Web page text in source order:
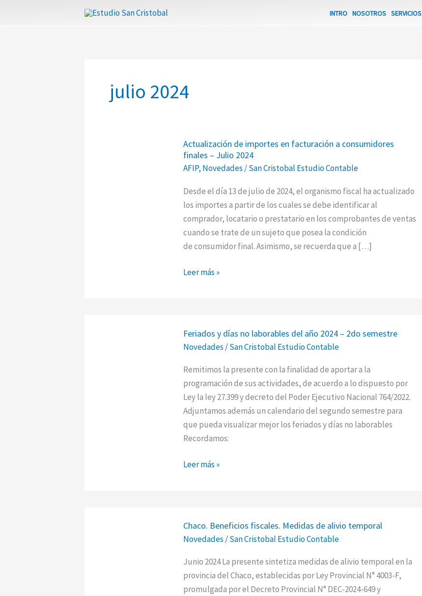
INTRO NOSOTROS SERVICIOS
julio 2024
Actualización de importes en facturación a consumidores
finales – Julio 2024
AFIP, Novedades/San Cristobal Estudio Contable
Desde el día 13 de julio de 2024, el organismo fiscal ha actualizado
los importes a partir de los cuales se debe identificar al
comprador, locatario o prestatario en los comprobantes de ventas
cuando se trate de un sujeto que posea la condición
de consumidor final. Asimismo, se recuerda que a […]
de
importes
en
facturación
a
consumidores
finales
–
2024
Leer más »
Feriados y días no laborables del año 2024 – 2do semestre
Novedades /San Cristobal Estudio Contable
Remitimos la presente con la finalidad de aportar a la
programación de sus actividades, de acuerdo a lo dispuesto por
Ley la ley 27.399 y decreto del Poder Ejecutivo Nacional 764/2022.
Adjuntamos además un calendario del segundo semestre para
que pueda visualizar mejor los feriados y días no laborables
Recordamos:
y
días
del
año
2024
–
semestre
Leer más »
Chaco. Beneficios fiscales. Medidas de alivio temporal
Novedades /San Cristobal Estudio Contable
Junio 2024 La presente sintetiza medidas de alivio temporal en la
provincia del Chaco, establecidas por Ley Provincial N° 4003-F,
promulgada por el Decreto Provincial N° DEC-2024-649 y
Beneficios
fiscales.
alivio